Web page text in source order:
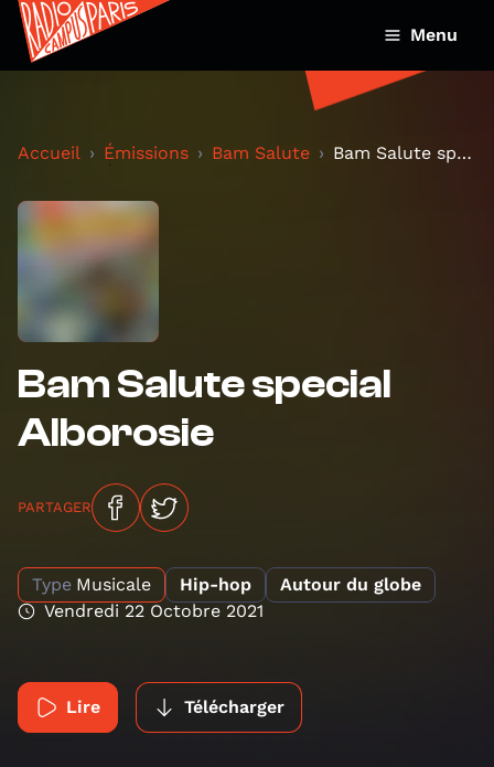
Menu
Accueil Émissions Bam Salute Bam Salute special Alborosie
Bam Salute special
Alborosie
PARTAGER
Type Musicale Hip-hop
Autour du globe
Vendredi 22 Octobre 2021
Lire Télécharger